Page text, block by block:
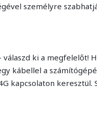
személyre
ki a megfelelőt!
kábellel a
kapcsolaton